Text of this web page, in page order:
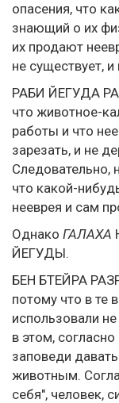
опасения, что
знающий о их
их продают
не существует,
РАБИ ЙЕГУДА
что животное-
работы и что
зарезать, и не
Следовательно,
что какой-
нееврея и сам
Однако ГАЛАХА
ЙЕГУДЫ.
БЕН БТЕЙРА
потому что в те
использовали
в этом,
заповеди
животным.
себя", человек,